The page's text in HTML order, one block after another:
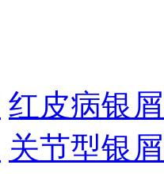
红皮病银
关节型银